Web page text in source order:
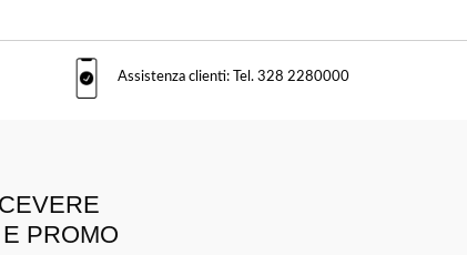
Assistenza clienti: Tel. 328 2280000
PROMO